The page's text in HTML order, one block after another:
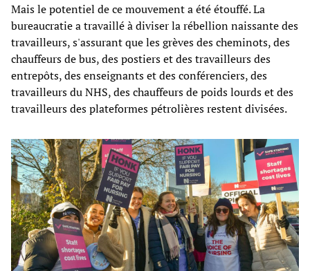
Mais le potentiel de ce mouvement a été étouffé. La
bureaucratie a travaillé à diviser la rébellion naissante des
travailleurs, s'assurant que les grèves des cheminots, des
chauffeurs de bus, des postiers et des travailleurs des
entrepôts, des enseignants et des conférenciers, des
travailleurs du NHS, des chauffeurs de poids lourds et des
travailleurs des plateformes pétrolières restent divisées.